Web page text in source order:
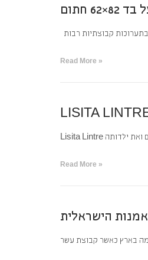
קבוצתיות רבות
Read More »
Read More »
הישראלית
בארץ כאשר קבוצת עשר